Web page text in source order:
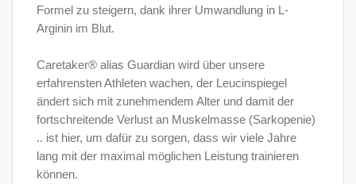
Formel zu steigern, dank ihrer Umwandlung in L-
Arginin im Blut.
Caretaker® alias Guardian wird über unsere
erfahrensten Athleten wachen, der Leucinspiegel
ändert sich mit zunehmendem Alter und damit der
fortschreitende Verlust an Muskelmasse (Sarkopenie)
.. ist hier, um dafür zu sorgen, dass wir viele Jahre
lang mit der maximal möglichen Leistung trainieren
können.